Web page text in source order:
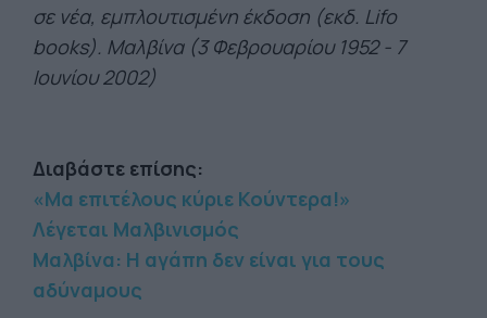
σε νέα, εμπλουτισμένη έκδοση (εκδ. Lifo
books). Μαλβίνα (3 Φεβρουαρίου 1952 - 7
Ιουνίου 2002)
Διαβάστε επίσης:
«Μα επιτέλους κύριε Κούντερα!»
Λέγεται Μαλβινισμός
Μαλβίνα: Η αγάπη δεν είναι για τους
αδύναμους